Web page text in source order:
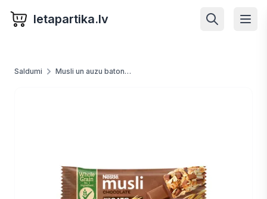
letapartika.lv
Saldumi Musli un auzu batoniņi